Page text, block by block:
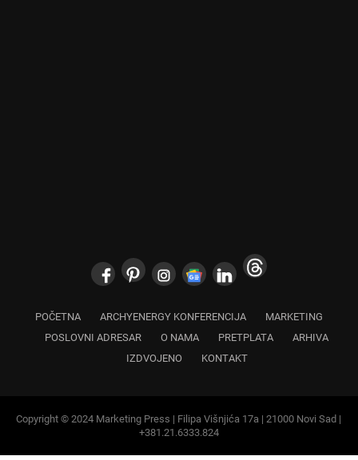
POSLOVNI ADRESAR
O NAMA PRETPLATA
+381.21.6333.824